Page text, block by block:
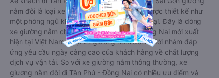
nằm đôi là loại xe đặc biệt. Với mỗi giường được thiết kế như
một phòng ngủ khách sạn sang trọng, hiện đại. Đây là dòng
xe giường nằm cho cặp đôi đi Tân Phú - Đồng Nai mới xuất
hiện tại Việt Nam. Loại xe giường nằm đôi ra đời nhằm đáp
ứng yêu cầu ngày càng cao của khách hàng về chất lượng
dịch vụ vận tải. So với xe giường nằm thông thường, xe
giường nằm đôi đi Tân Phú - Đồng Nai có nhiều ưu điểm và